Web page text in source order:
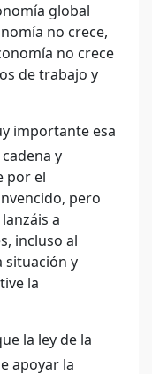
global
no crece,
no crece
de trabajo y
importante esa
y
por el
pero
a
incluso al
situación y
la
la ley de la
apoyar la